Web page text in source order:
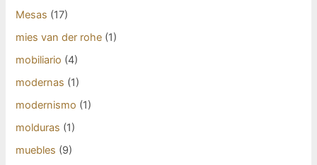
Mesas (17)
mies van der rohe (1)
mobiliario (4)
modernas (1)
modernismo (1)
molduras (1)
muebles (9)